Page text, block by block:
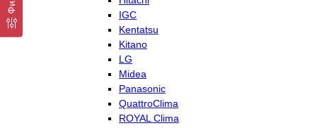
IGC
Kentatsu
Kitano
LG
Midea
Panasonic
QuattroClima
ROYAL Clima